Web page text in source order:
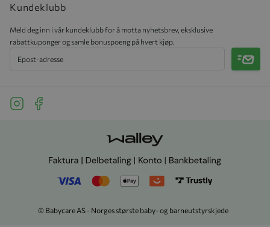
Kundeklubb
Meld deg inn i vår kundeklubb for å motta nyhetsbrev, eksklusive
rabattkuponger og samle bonuspoeng på hvert kjøp.
Meld
See our Instagram
See our Facebook
© Babycare AS - Norges største baby- og barneutstyrskjede